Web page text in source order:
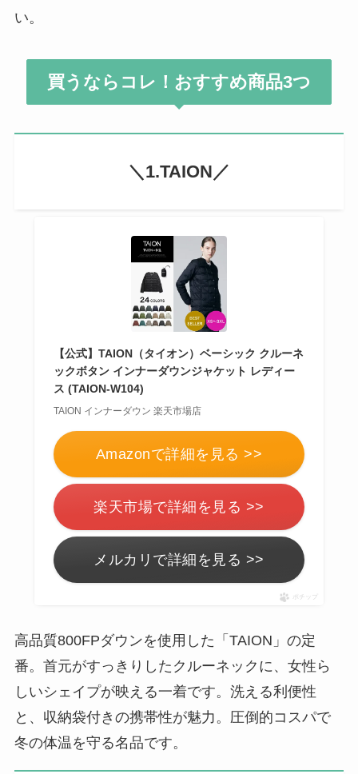
い。
買うならコレ！おすすめ商品3つ
＼1.TAION／
【公式】TAION（タイオン）ベーシック クルーネ
ックボタン インナーダウンジャケット レディー
ス (TAION-W104)
TAION インナーダウン 楽天市場店
Amazonで詳細を見る >>
楽天市場で詳細を見る >>
メルカリで詳細を見る >>
ポチップ
高品質800FPダウンを使用した「TAION」の定
番。首元がすっきりしたクルーネックに、女性ら
しいシェイプが映える一着です。洗える利便性
と、収納袋付きの携帯性が魅力。圧倒的コスパで
冬の体温を守る名品です。